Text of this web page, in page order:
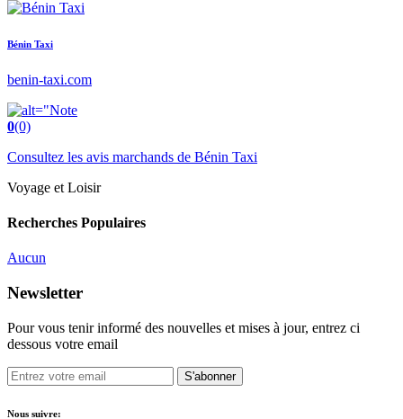
Bénin Taxi
benin-taxi.com
0(0)
Consultez les avis marchands de Bénin Taxi
Voyage et Loisir
Recherches Populaires
Aucun
Newsletter
Pour vous tenir informé des nouvelles et mises à jour, entrez ci
dessous votre email
S'abonner
Nous suivre: